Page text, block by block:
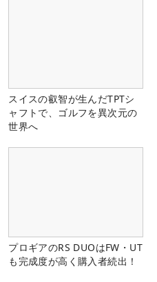
スイスの叡智が生んだTPTシ
ャフトで、ゴルフを異次元の
世界へ
プロギアのRS DUOはFW・UT
も完成度が高く購入者続出！